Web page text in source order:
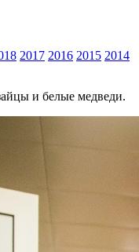
2017 2016 2015 2014
и белые медведи.